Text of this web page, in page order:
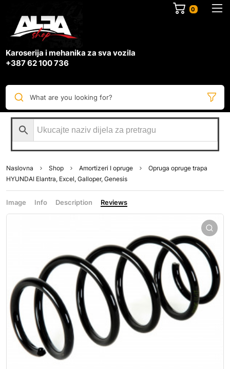
0
Karoserija i mehanika za sva vozila
+387 62 100 736
What are you looking for?
Naslovna Shop Amortizeri I opruge
Opruga opruge trapa
HYUNDAI Elantra, Excel, Galloper, Genesis
Image Info Description Reviews